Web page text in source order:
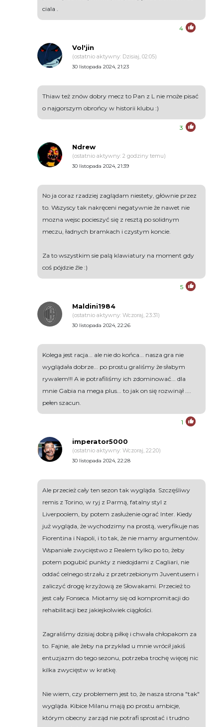
ciala .
4
Vol'jin
(ostatnio aktywny: Dzisiaj, 02:05)
30 listopada 2024, 21:23
Thiaw też znów dobry mecz to Pan z L nie może pisać
o najgorszym obrońcy w historii klubu :)
3
Ndrew
(ostatnio aktywny: 2 godziny temu)
30 listopada 2024, 21:39
No ja coraz rzadziej zaglądam niestety, głównie przez
to. Wszyscy tak nakręceni negatywnie że nawet nie
mozna wejsc pocieszyć się z resztą po solidnym
meczu, ładnych bramkach i czystym koncie.
Za to wszystkim sie palą klawiatury na moment gdy
coś pójdzie źle :)
5
Maldini1984
(ostatnio aktywny: Wczoraj, 23:31)
30 listopada 2024, 22:26
Kolega jest racja... ale nie do końca... nasza gra nie
wyglądała dobrze... po prostu graliśmy że słabym
rywalem!!! A ie potrafiliśmy ich zdominować... dla
mnie Gabia na mega plus... to jak on się rozwinął ....
pełen szacun.
1
imperator5000
(ostatnio aktywny: Wczoraj, 22:20)
30 listopada 2024, 22:28
Ale przecież cały ten sezon tak wygląda. Szczęśliwy
remis z Torino, w ryj z Parmą, fatalny styl z
Liverpoolem, by potem zasłużenie ograć Inter. Kiedy
już wygląda, że wychodzimy na prostą, weryfikuje nas
Fiorentina i Napoli, i to tak, że nie mamy argumentów.
Wspaniałe zwycięstwo z Realem tylko po to, żeby
potem pogubić punkty z niedojdami z Cagliari, nie
oddać celnego strzału z przetrzebionym Juventusem i
zaliczyć drogę krzyżową ze Słowakami. Przecież to
jest cały Fonseca. Miotamy się od kompromitacji do
rehabilitacji bez jakiejkolwiek ciągłości.
Zagraliśmy dzisiaj dobrą piłkę i chwała chłopakom za
to. Fajnie, ale żeby na przykład u mnie wrócił jakiś
entuzjazm do tego sezonu, potrzeba trochę więcej nic
kilka zwycięstw w kratkę.
Nie wiem, czy problemem jest to, że nasza strona "tak"
wygląda. Kibice Milanu mają po prostu ambicje,
którym obecny zarząd nie potrafi sprostać i trudno